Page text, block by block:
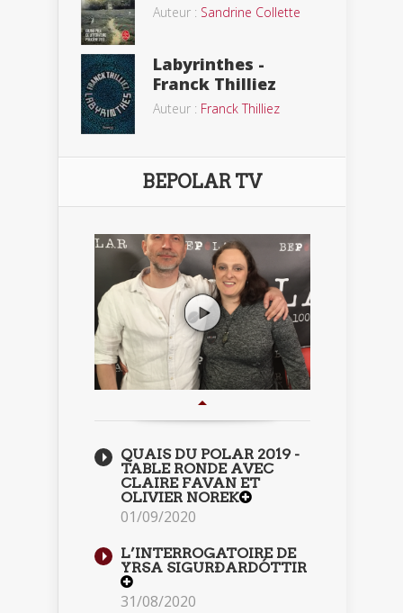
Auteur : Sandrine Collette
Labyrinthes -
Franck Thilliez
Auteur : Franck Thilliez
BEPOLAR TV
QUAIS DU POLAR 2019 -
TABLE RONDE AVEC
CLAIRE FAVAN ET
OLIVIER NOREK
01/09/2020
L’INTERROGATOIRE DE
YRSA SIGURÐARDÓTTIR
31/08/2020